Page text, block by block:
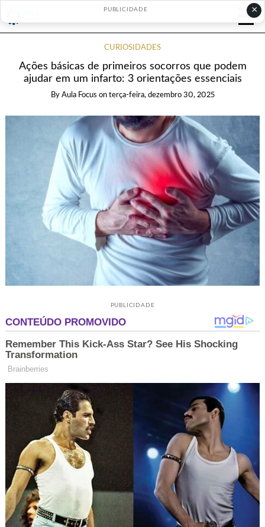
CURIOSIDADES
Ações básicas de primeiros socorros que podem
ajudar em um infarto: 3 orientações essenciais
By Aula Focus on terça-feira, dezembro 30, 2025
PUBLICIDADE
×
PUBLICIDADE